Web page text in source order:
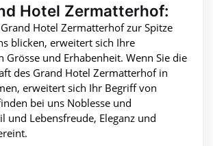
Hotel Zermatterhof:
Hotel Zermatterhof zur Spitze
blicken, erweitert sich Ihre
Grösse und Erhabenheit. Wenn Sie die
des Grand Hotel Zermatterhof in
erweitert sich Ihr Begriff von
bei uns Noblesse und
und Lebensfreude, Eleganz und